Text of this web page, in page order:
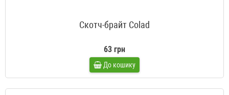
Скотч-брайт Colad
63 грн
До кошику